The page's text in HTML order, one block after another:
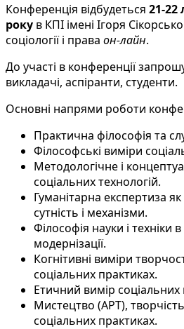
Конференція відбудеться 21-22
року в КПІ імені Ігоря
соціології і права он-лайн.
До участі в конференції
викладачі, аспіранти, студенти.
Основні напрями роботи
Практична філософія та
Філософські виміри
Методологічне і
соціальних технологій.
Гуманітарна експертиза
сутність і механізми.
Філософія науки і техніки
модернізації.
Когнітивні виміри
соціальних практиках.
Етичний вимір соціальних
Мистецтво (АРТ), творчість
соціальних практиках.